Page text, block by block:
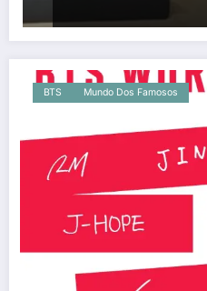
BTS Mundo Dos Famosos